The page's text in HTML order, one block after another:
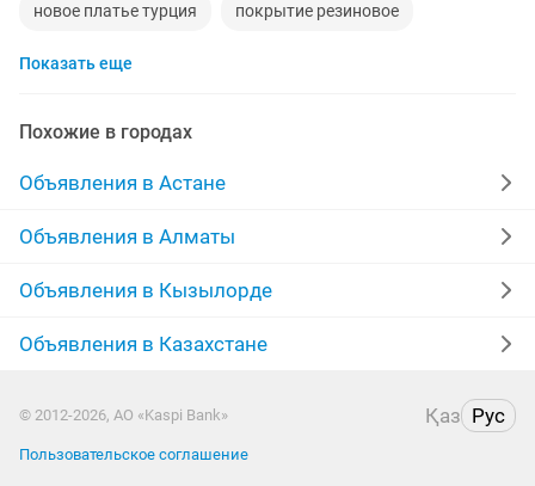
новое платье турция покрытие резиновое
новое красивое платье
новое золотое
Показать еще
Похожие в городах
Объявления в Астане
Объявления в Алматы
Объявления в Кызылорде
Объявления в Казахстане
© 2012-2026, АО «Kaspi Bank» Қаз Рус
Пользовательское соглашение